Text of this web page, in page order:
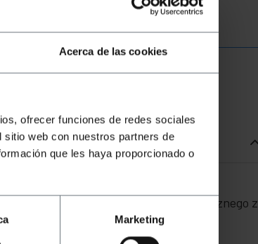
Acerca de las cookies
ofrecer funciones de redes sociales
web con nuestros partners de
que les haya proporcionado o
Marketing
kabel z osłoną z PVC i
kabla plecionego kabla elektrycznego z